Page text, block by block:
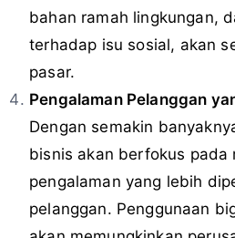
bahan ramah lingkungan,
terhadap isu sosial, akan
pasar.
Pengalaman Pelanggan
Dengan semakin
bisnis akan berfokus pada
pengalaman yang lebih
pelanggan. Penggunaan